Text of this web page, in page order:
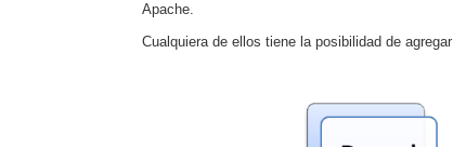
Apache.
Cualquiera de ellos tiene la posibilidad de